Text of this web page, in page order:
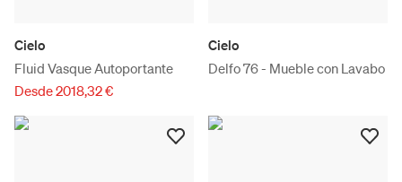
Cielo
Fluid Vasque Autoportante
Desde 2018,32 €
Cielo
Delfo 76 - Mueble con Lavabo